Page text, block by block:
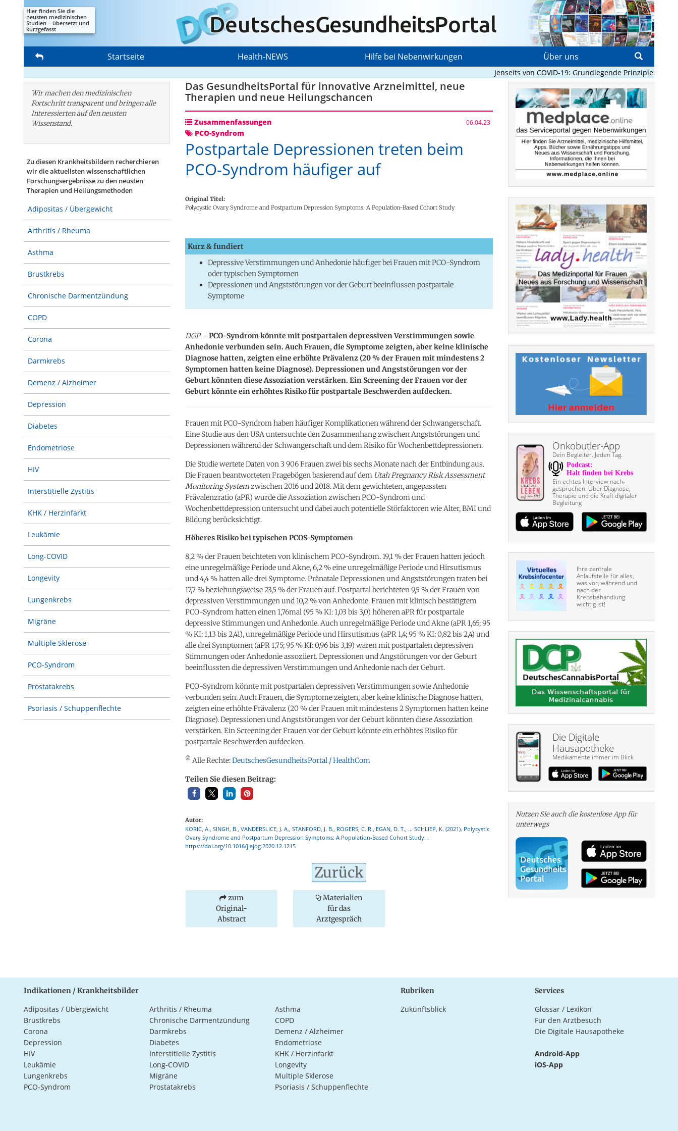
Hier finden Sie die
neusten medizinischen
Studien – übersetzt und
kurzgefasst
Startseite Health-NEWS Hilfe bei Nebenwirkungen Über uns
Jenseits von COVID-19: Grundlegende Prinzipien, die
Wir machen den medizinischen
Fortschritt transparent und bringen alle
Interessierten auf den neusten
Wissenstand.
Zu diesen Krankheitsbildern recherchieren
wir die aktuellsten wissenschaftlichen
Forschungs­ergebnisse zu den neusten
Therapien und Heilungsmethoden
Adipositas / Übergewicht
Arthritis / Rheuma
Asthma
Brustkrebs
Chronische Darmentzündung
COPD
Corona
Darmkrebs
Demenz / Alzheimer
Depression
Diabetes
Endometriose
HIV
Interstitielle Zystitis
KHK / Herzinfarkt
Leukämie
Long-COVID
Longevity
Lungenkrebs
Migräne
Multiple Sklerose
PCO-Syndrom
Prostatakrebs
Psoriasis / Schuppenflechte
Das GesundheitsPortal für innovative Arzneimittel, neue
Therapien und neue Heilungschancen
Zusammenfassungen 06.04.23
PCO-Syndrom
Postpartale Depressionen treten beim
PCO-Syndrom häufiger auf
Original Titel:
Polycystic Ovary Syndrome and Postpartum Depression Symptoms: A Population-Based Cohort Study
Kurz & fundiert
Depressive Verstimmungen und Anhedonie häufiger bei Frauen mit PCO-Syndrom
oder typischen Symptomen
Depressionen und Angststörungen vor der Geburt beeinflussen postpartale
Symptome
DGP –PCO-Syndrom könnte mit postpartalen depressiven Verstimmungen sowie
Anhedonie verbunden sein. Auch Frauen, die Symptome zeigten, aber keine klinische
Diagnose hatten, zeigten eine erhöhte Prävalenz (20 % der Frauen mit mindestens 2
Symptomen hatten keine Diagnose). Depressionen und Angststörungen vor der
Geburt könnten diese Assoziation verstärken. Ein Screening der Frauen vor der
Geburt könnte ein erhöhtes Risiko für postpartale Beschwerden aufdecken.
Frauen mit PCO-Syndrom haben häufiger Komplikationen während der Schwangerschaft.
Eine Studie aus den USA untersuchte den Zusammenhang zwischen Angststörungen und
Depressionen während der Schwangerschaft und dem Risiko für Wochenbettdepressionen.
Die Studie wertete Daten von 3 906 Frauen zwei bis sechs Monate nach der Entbindung aus.
Die Frauen beantworteten Fragebögen basierend auf dem Utah Pregnancy Risk Assessment
Monitoring Systemzwischen 2016 und 2018. Mit dem gewichteten, angepassten
Prävalenzratio (aPR) wurde die Assoziation zwischen PCO-Syndrom und
Wochenbettdepression untersucht und dabei auch potentielle Störfaktoren wie Alter, BMI und
Bildung berücksichtigt.
Höheres Risiko bei typischen PCOS-Symptomen
8,2 % der Frauen beichteten von klinischem PCO-Syndrom. 19,1 % der Frauen hatten jedoch
eine unregelmäßige Periode und Akne, 6,2 % eine unregelmäßige Periode und Hirsutismus
und 4,4 % hatten alle drei Symptome. Pränatale Depressionen und Angststörungen traten bei
17,7 % beziehungsweise 23,5 % der Frauen auf. Postpartal berichteten 9,5 % der Frauen von
depressiven Verstimmungen und 10,2 % von Anhedonie. Frauen mit klinisch bestätigtem
PCO-Syndrom hatten einen 1,76mal (95 % KI: 1,03 bis 3,0) höheren aPR für postpartale
depressive Stimmungen und Anhedonie. Auch unregelmäßige Periode und Akne (aPR 1,65; 95
% KI: 1,13 bis 2,41), unregelmäßige Periode und Hirsutismus (aPR 1,4; 95 % KI: 0,82 bis 2,4) und
alle drei Symptomen (aPR 1,75; 95 % KI: 0,96 bis 3,19) waren mit postpartalen depressiven
Stimmungen oder Anhedonie assoziiert. Depressionen und Angstörungen vor der Geburt
beeinflussten die depressiven Verstimmungen und Anhedonie nach der Geburt.
PCO-Syndrom könnte mit postpartalen depressiven Verstimmungen sowie Anhedonie
verbunden sein. Auch Frauen, die Symptome zeigten, aber keine klinische Diagnose hatten,
zeigten eine erhöhte Prävalenz (20 % der Frauen mit mindestens 2 Symptomen hatten keine
Diagnose). Depressionen und Angststörungen vor der Geburt könnten diese Assoziation
verstärken. Ein Screening der Frauen vor der Geburt könnte ein erhöhtes Risiko für
postpartale Beschwerden aufdecken.
© Alle Rechte:DeutschesGesundheitsPortal / HealthCom
Teilen Sie diesen Beitrag:
Autor:
KORIC, A., SINGH, B., VANDERSLICE, J. A., STANFORD, J. B., ROGERS, C. R., EGAN, D. T., … SCHLIEP, K. (2021). Polycystic
Ovary Syndrome and Postpartum Depression Symptoms: A Population-Based Cohort Study. .
https://doi.org/10.1016/j.ajog.2020.12.1215
Zurück
zum
Original-
Abstract
Materialien
für das
Arztgespräch
Onkobutler-App
Dein Begleiter. Jeden Tag.
Ein echtes Interview nach­
gesprochen. Über Diagnose,
Therapie und die Kraft digitaler
Begleitung
Ihre zentrale
Anlaufstelle für alles,
was vor, während und
nach der
Krebsbehandlung
wichtig ist!
Die Digitale
Hausapotheke
Medikamente immer im Blick
Nutzen Sie auch die kosten­lose App für
unterwegs
Indikationen / Krankheitsbilder
Adipositas / Übergewicht Arthritis / Rheuma
Asthma
Brustkrebs
Chronische Darmentzündung
COPD
Corona
Darmkrebs
Demenz / Alzheimer
Depression
Diabetes
Endometriose
HIV
Interstitielle Zystitis
KHK / Herzinfarkt
Leukämie
Long-COVID
Longevity
Lungenkrebs
Migräne
Multiple Sklerose
PCO-Syndrom
Prostatakrebs Psoriasis / Schuppenflechte
Rubriken
Zukunftsblick
Services
Glossar / Lexikon
Für den Arztbesuch
Die Digitale Hausapotheke
Android-App
iOS-App